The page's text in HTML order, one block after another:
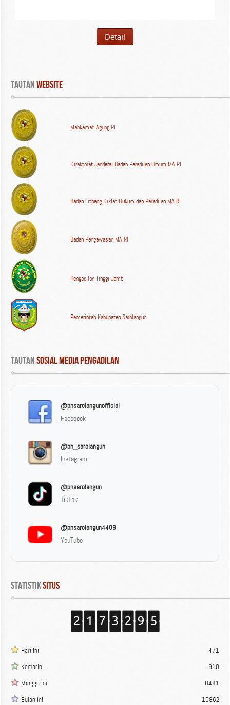
Detail
Tautan WEBSITE
Mahkamah Agung RI
Direktorat Jenderal Badan Peradilan Umum MA RI
Badan Litbang Diklat Hukum dan Peradilan MA RI
Badan Pengawasan MA RI
Pengadilan Tinggi Jambi
Pemerintah Kabupaten Sarolangun
Tautan Sosial Media Pengadilan
@pnsarolangunofficial
Facebook
@pn_sarolangun
Instagram
@pnsarolangun
TikTok
@pnsarolangun4408
YouTube
Statistik Situs
Hari Ini
471
Kemarin
910
Minggu Ini
8481
Bulan Ini
10862